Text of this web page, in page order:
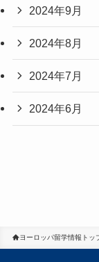
2024年9月
2024年8月
2024年7月
2024年6月
ヨーロッパ留学情報トッ